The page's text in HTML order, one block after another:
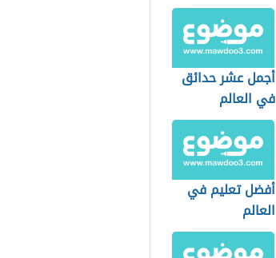
أجمل عشر حدائق
في العالم
أفضل تعليم في
العالم